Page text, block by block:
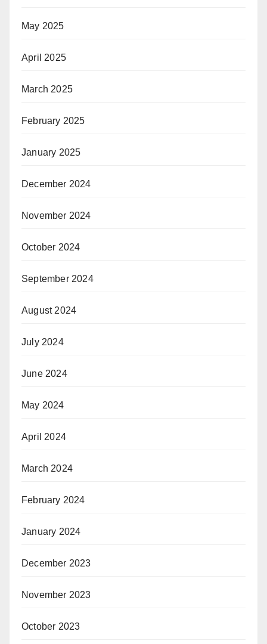
May 2025
April 2025
March 2025
February 2025
January 2025
December 2024
November 2024
October 2024
September 2024
August 2024
July 2024
June 2024
May 2024
April 2024
March 2024
February 2024
January 2024
December 2023
November 2023
October 2023